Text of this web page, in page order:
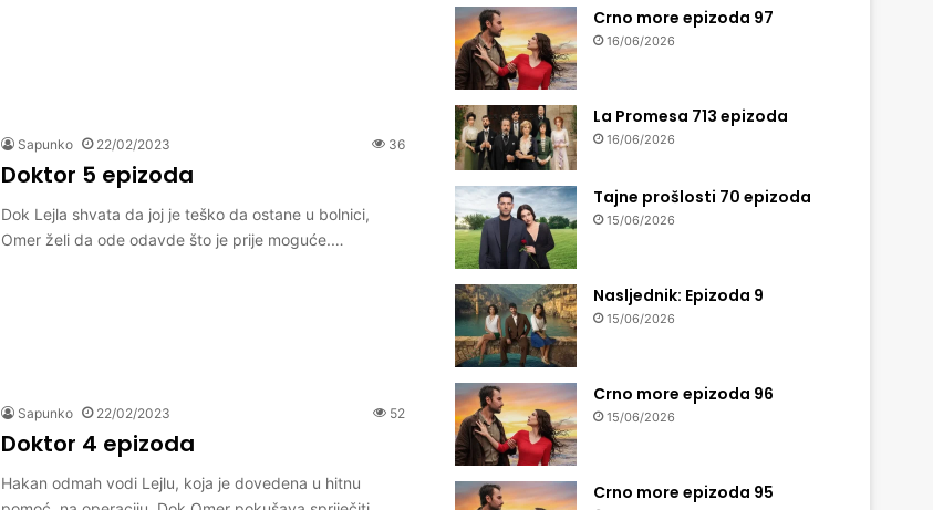
Sapunko 22/02/2023 36
Doktor 5 epizoda
Dok Lejla shvata da joj je teško da ostane u bolnici,
Omer želi da ode odavde što je prije moguće.…
Sapunko 22/02/2023 52
Doktor 4 epizoda
Hakan odmah vodi Lejlu, koja je dovedena u hitnu
Crno more epizoda 97
16/06/2026
La Promesa 713 epizoda
16/06/2026
Tajne prošlosti 70 epizoda
15/06/2026
Nasljednik: Epizoda 9
15/06/2026
Crno more epizoda 96
15/06/2026
Crno more epizoda 95